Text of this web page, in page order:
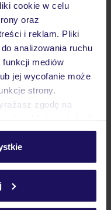
cookie w celu
oraz
i reklam. Pliki
analizowania ruchu
funkcji mediów
jej wycofanie może
strony.
zgodę na
w zakładkę
cookie znajdziesz
karty